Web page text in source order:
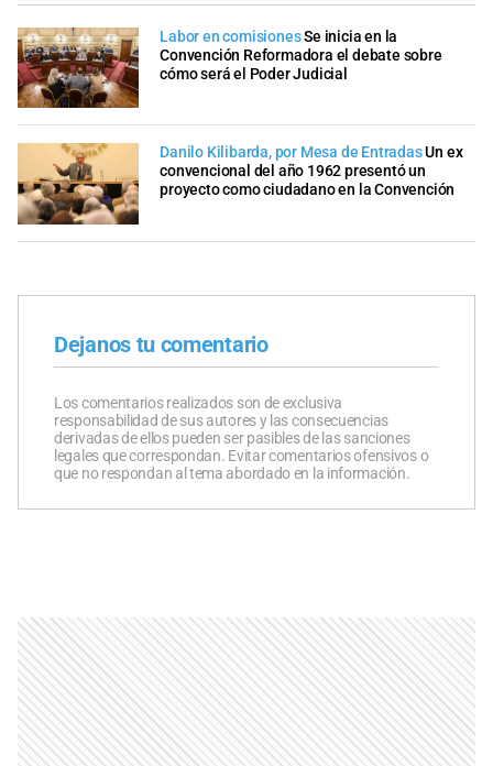
Labor en comisionesSe inicia en la
Convención Reformadora el debate sobre
cómo será el Poder Judicial
Danilo Kilibarda, por Mesa de EntradasUn ex
convencional del año 1962 presentó un
proyecto como ciudadano en la Convención
Dejanos tu comentario
Los comentarios realizados son de exclusiva
responsabilidad de sus autores y las consecuencias
derivadas de ellos pueden ser pasibles de las sanciones
legales que correspondan. Evitar comentarios ofensivos o
que no respondan al tema abordado en la información.